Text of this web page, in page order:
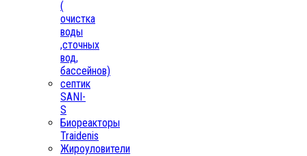
(
очистка
воды
,сточных
вод,
бассейнов)
септик
SANI-
S
Биореакторы
Traidenis
Жироуловители